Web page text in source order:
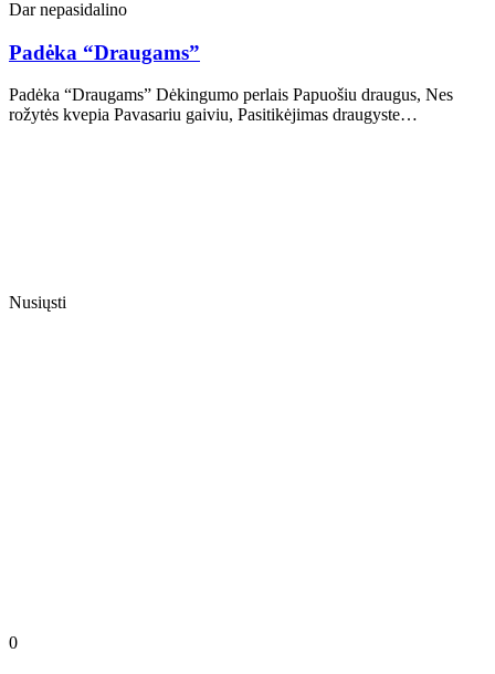
Dar nepasidalino
Padėka “Draugams”
Padėka “Draugams” Dėkingumo perlais Papuošiu draugus, Nes
rožytės kvepia Pavasariu gaiviu, Pasitikėjimas draugyste…
Nusiųsti
0